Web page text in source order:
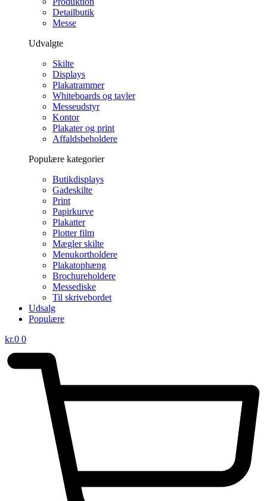
Detailbutik
Messe
Udvalgte
Skilte
Displays
Plakatrammer
Whiteboards og tavler
Messeudstyr
Kontor
Plakater og print
Affaldsbeholdere
Populære kategorier
Butikdisplays
Gadeskilte
Print
Papirkurve
Plakatter
Plotter film
Mægler skilte
Menukortholdere
Plakatophæng
Brochureholdere
Messediske
Til skrivebordet
Udsalg
Populære
kr.0 0